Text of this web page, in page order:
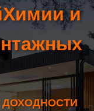
и
ДОХОДНОСТИ